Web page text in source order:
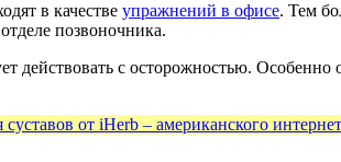
в качестве упражнений в офисе. Тем
позвоночника.
действовать с осторожностью. Особенно
от iHerb – американского